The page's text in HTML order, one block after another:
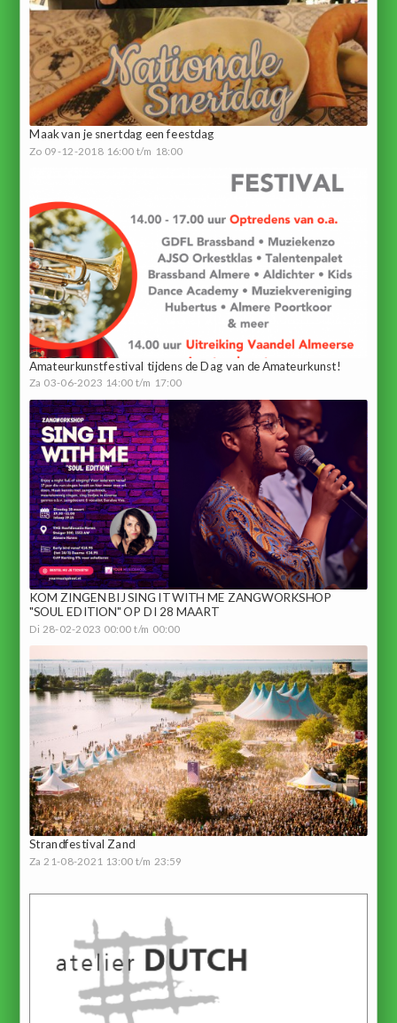
Maak van je snertdag een feestdag
Zo 09-12-2018 16:00 t/m 18:00
Amateurkunstfestival tijdens de Dag van de Amateurkunst!
Za 03-06-2023 14:00 t/m 17:00
KOM ZINGEN BIJ SING IT WITH ME ZANGWORKSHOP
"SOUL EDITION" OP DI 28 MAART
Di 28-02-2023 00:00 t/m 00:00
Strandfestival Zand
Za 21-08-2021 13:00 t/m 23:59